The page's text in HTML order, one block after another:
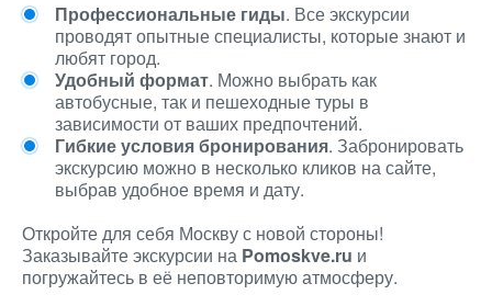
Профессиональные гиды. Все экскурсии
проводят опытные специалисты, которые знают и
любят город.
Удобный формат. Можно выбрать как
автобусные, так и пешеходные туры в
зависимости от ваших предпочтений.
Гибкие условия бронирования. Забронировать
экскурсию можно в несколько кликов на сайте,
выбрав удобное время и дату.
Откройте для себя Москву с новой стороны!
Заказывайте экскурсии на Pomoskve.ru и
погружайтесь в её неповторимую атмосферу.